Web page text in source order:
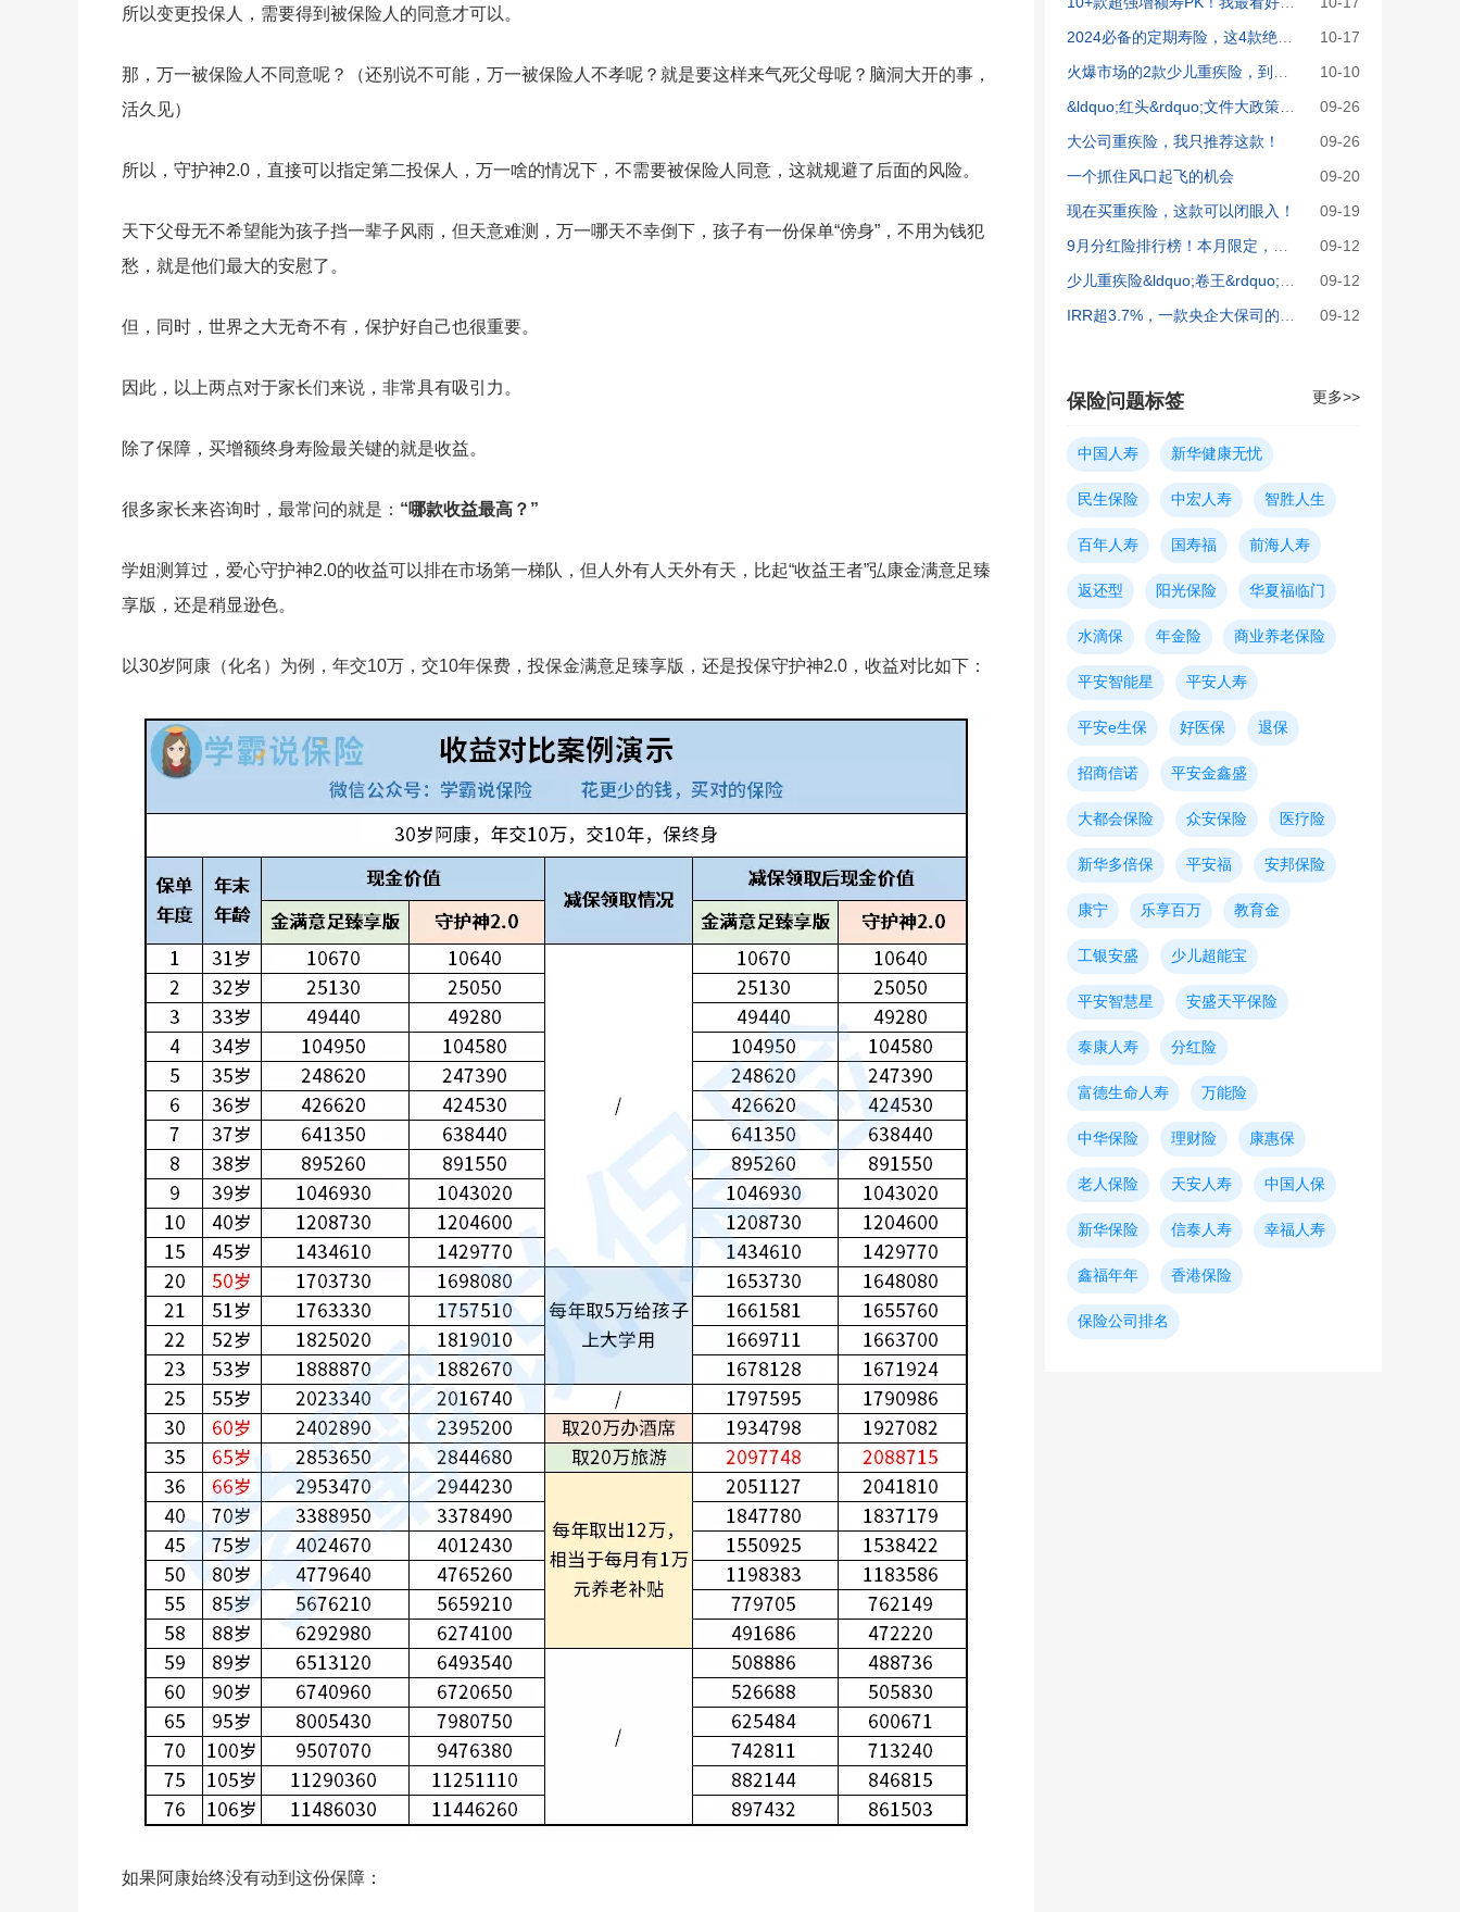
所以变更投保人，需要得到被保险人的同意才可以。
那，万一被保险人不同意呢？（还别说不可能，万一被保险人不孝呢？就是要这样来气死父母呢？脑洞大开的事，
活久见）
所以，守护神2.0，直接可以指定第二投保人，万一啥的情况下，不需要被保险人同意，这就规避了后面的风险。
天下父母无不希望能为孩子挡一辈子风雨，但天意难测，万一哪天不幸倒下，孩子有一份保单“傍身”，不用为钱犯
愁，就是他们最大的安慰了。
但，同时，世界之大无奇不有，保护好自己也很重要。
因此，以上两点对于家长们来说，非常具有吸引力。
除了保障，买增额终身寿险最关键的就是收益。
很多家长来咨询时，最常问的就是： “哪款收益最高？”
学姐测算过，爱心守护神2.0的收益可以排在市场第一梯队，但人外有人天外有天，比起“收益王者”弘康金满意足臻
享版，还是稍显逊色。
以30岁阿康（化名）为例，年交10万，交10年保费，投保金满意足臻享版，还是投保守护神2.0，收益对比如下：
如果阿康始终没有动到这份保障：
10-17
10-10
09-26
大公司重疾险，我只推荐这款！
09-26
一个抓住风口起飞的机会
09-20
现在买重疾险，这款可以闭眼入！
09-19
09-12
09-12
09-12
保险问题标签 更多>>
中国人寿 新华健康无忧
民生保险 中宏人寿 智胜人生
百年人寿 国寿福 前海人寿
返还型 阳光保险 华夏福临门
水滴保 年金险 商业养老保险
平安智能星 平安人寿
平安e生保 好医保 退保
招商信诺 平安金鑫盛
大都会保险 众安保险 医疗险
新华多倍保 平安福 安邦保险
康宁 乐享百万 教育金
工银安盛 少儿超能宝
平安智慧星 安盛天平保险
泰康人寿 分红险
富德生命人寿 万能险
中华保险 理财险 康惠保
老人保险 天安人寿 中国人保
新华保险 信泰人寿 幸福人寿
鑫福年年 香港保险
保险公司排名